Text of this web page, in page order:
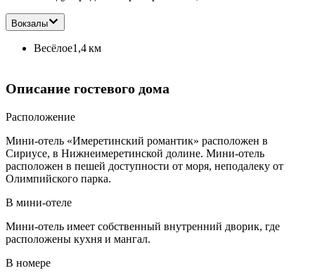
Вокзалы
Весёлое1,4 км
Описание гостевого дома
Расположение
Мини-отель «Имеретинский романтик» расположен в
Сириусе, в Нижнеимеретинской долине. Мини-отель
расположен в пешей доступности от моря, неподалеку от
Олимпийского парка.
В мини-отеле
Мини-отель имеет собственный внутренний дворик, где
расположены кухня и мангал.
В номере